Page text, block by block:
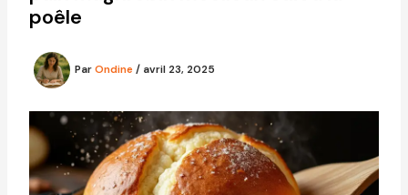
poêle
ParOndine / avril 23, 2025